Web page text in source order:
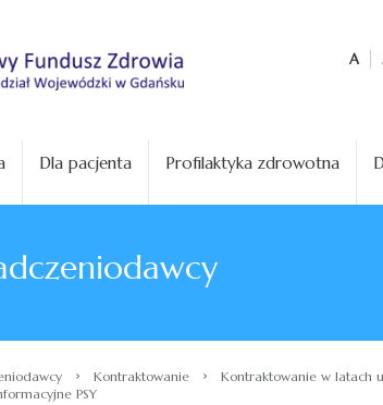
A
Dla pacjenta Profilaktyka zdrowotna
› Kontraktowanie › Kontraktowanie w latach
PSY